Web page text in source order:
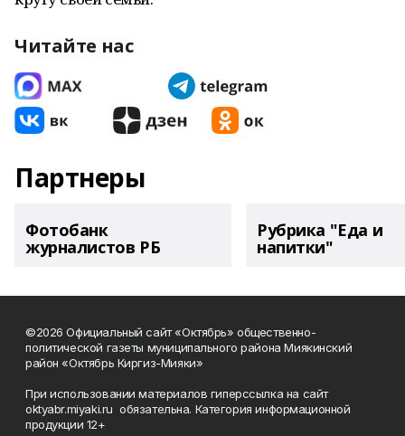
Читайте нас
Партнеры
Фотобанк
журналистов РБ
Рубрика "Еда и
напитки"
©2026 Официальный сайт «Октябрь» общественно-
политической газеты муниципального района Миякинский
район «Октябрь Киргиз-Мияки»
При использовании материалов гиперссылка на сайт
oktyabr.miyaki.ru обязательна. Категория информационной
продукции 12+